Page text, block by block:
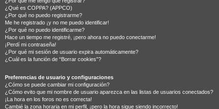
¿Qué es COPPA? (APPCO)
¿Por qué no puedo registrarme?
Me he registrado ¡y no me puedo identificar!
¿Por qué no puedo identificarme?
Hace un tiempo me registré, ¡pero ahora no puedo conectarme!
¡Perdí mi contraseña!
¿Por qué mi sesión de usuario expira automáticamente?
¿Cuál es la función de “Borrar cookies”?
Preferencias de usuario y configuraciones
¿Cómo se puede cambiar mi configuración?
¿Cómo evito que mi nombre de usuario aparezca en las listas de usuarios conectados?
¡La hora en los foros no es correcta!
Cambié la zona horaria en mi perfil, ¡pero la hora sigue siendo incorrecto!